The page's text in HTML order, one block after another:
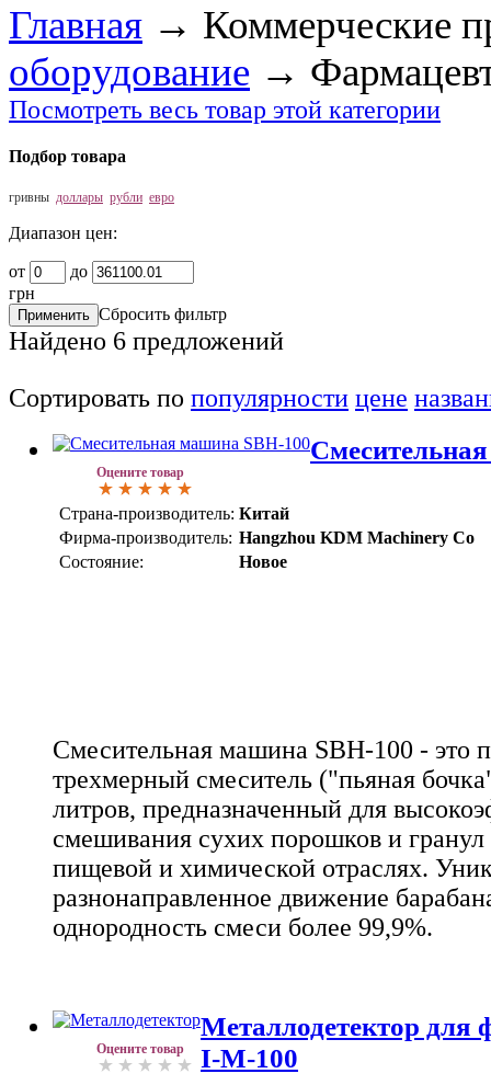
Главная → Коммерческие
оборудование →
Посмотреть весь товар этой категории
Подбор товара
гривны доллары рубли евро
Диапазон цен:
от
до
грн
Сбросить фильтр
Найдено 6 предложений
Сортировать по популярности цене
Оцените товар
Страна-производитель: Китай
Фирма-производитель: Hangzhou KDM Machinery Co
Состояние:
Новое
Смесительная машина SBH-100 -
трехмерный смеситель ("пьяная
литров, предназначенный для
смешивания сухих порошков и
пищевой и химической отраслях.
разнонаправленное движение
однородность смеси более 99,9%.
Оцените товар
Металлодетектор для
I-M-100